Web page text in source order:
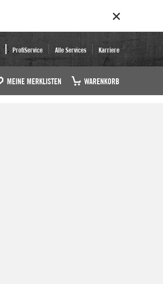
ProfiService Alle Services Karriere
MEINE MERKLISTEN WARENKORB